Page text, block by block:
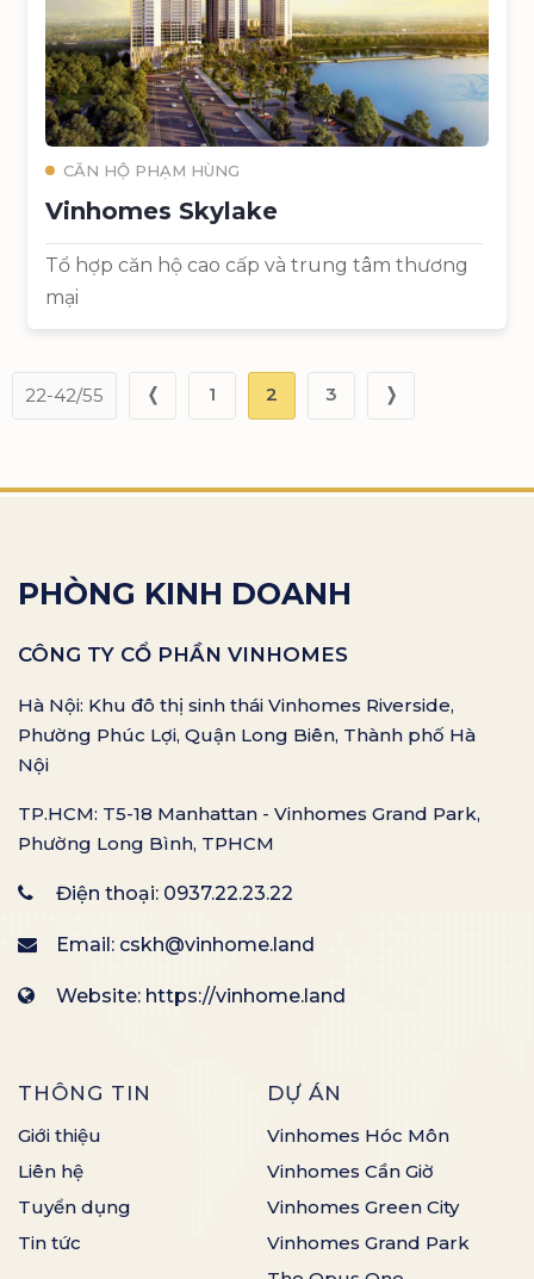
CĂN HỘ PHẠM HÙNG
Vinhomes Skylake
Tổ hợp căn hộ cao cấp và trung tâm thương
mại
22-42/55 ❬ 1 2 3 ❭
PHÒNG KINH DOANH
CÔNG TY CỔ PHẦN VINHOMES
Hà Nội: Khu đô thị sinh thái Vinhomes Riverside,
Phường Phúc Lợi, Quận Long Biên, Thành phố Hà
Nội
TP.HCM: T5-18 Manhattan - Vinhomes Grand Park,
Phường Long Bình, TPHCM
Điện thoại: 0937.22.23.22
Email: cskh@vinhome.land
Website: https://vinhome.land
THÔNG TIN
Giới thiệu
Liên hệ
Tuyển dụng
Tin tức
DỰ ÁN
Vinhomes Hóc Môn
Vinhomes Cần Giờ
Vinhomes Green City
Vinhomes Grand Park